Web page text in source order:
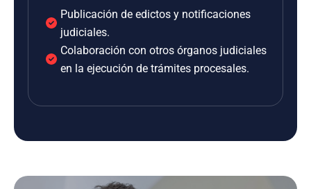
Publicación de edictos y notificaciones
judiciales.
Colaboración con otros órganos judiciales
en la ejecución de trámites procesales.